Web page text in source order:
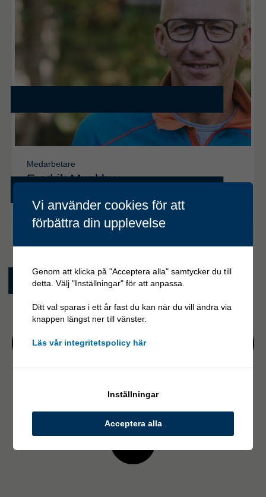
Medarbetare
Fredrik Munkby
Vi använder cookies för att
förbättra din upplevelse
Genom att klicka på "Acceptera alla" samtycker du till
detta. Välj "Inställningar" för att anpassa.
Ditt val sparas i ett år fast du kan när du vill ändra via
knappen längst ner till vänster.
Läs vår integritetspolicy här
Inställningar
Acceptera alla